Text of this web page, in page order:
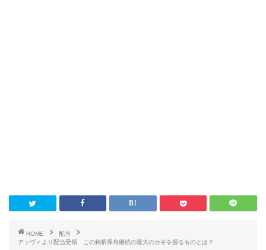
HOME
配当
アッヴィより配当受領 この銘柄保有継続の最大のカギを握るものとは？